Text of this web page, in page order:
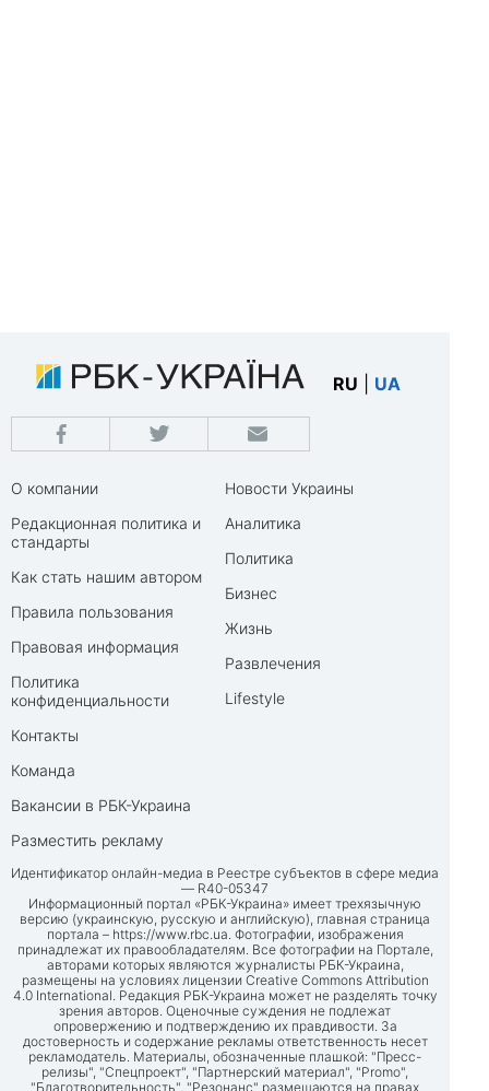
RU UA
О компании
Редакционная политика и
стандарты
Как стать нашим автором
Правила пользования
Правовая информация
Политика
конфиденциальности
Контакты
Команда
Вакансии в РБК-Украина
Разместить рекламу
Новости Украины
Аналитика
Политика
Бизнес
Жизнь
Развлечения
Lifestyle
Идентификатор онлайн-медиа в Реестре субъектов в сфере медиа
— R40-05347
Информационный портал «РБК-Украина» имеет трехязычную
версию (украинскую, русскую и английскую), главная страница
портала – https://www.rbc.ua. Фотографии, изображения
принадлежат их правообладателям. Все фотографии на Портале,
авторами которых являются журналисты РБК-Украина,
размещены на условиях лицензии Creative Commons Attribution
4.0 International. Редакция РБК-Украина может не разделять точку
зрения авторов. Оценочные суждения не подлежат
опровержению и подтверждению их правдивости. За
достоверность и содержание рекламы ответственность несет
рекламодатель. Материалы, обозначенные плашкой: "Пресс-
релизы", "Спецпроект", "Партнерский материал", "Promo",
"Благотворительность", "Резонанс" размещаются на правах